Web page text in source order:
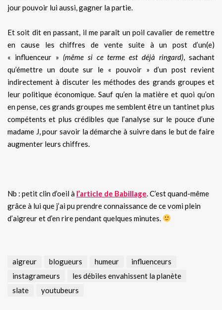
jour pouvoir lui aussi, gagner la partie.
Et soit dit en passant, il me paraît un poil cavalier de remettre
en cause les chiffres de vente suite à un post d’un(e)
« influenceur » (même si ce terme est déjà ringard), sachant
qu’émettre un doute sur le « pouvoir » d’un post revient
indirectement à discuter les méthodes des grands groupes et
leur politique économique. Sauf qu’en la matière et quoi qu’on
en pense, ces grands groupes me semblent être un tantinet plus
compétents et plus crédibles que l’analyse sur le pouce d’une
madame J, pour savoir la démarche à suivre dans le but de faire
augmenter leurs chiffres.
Nb : petit clin d’oeil à l’article de Babillage. C’est quand-même
grâce à lui que j’ai pu prendre connaissance de ce vomi plein
d’aigreur et d’en rire pendant quelques minutes.
aigreur blogueurs humeur
influenceurs
instagrameurs
les débiles envahissent la planète
slate
youtubeurs